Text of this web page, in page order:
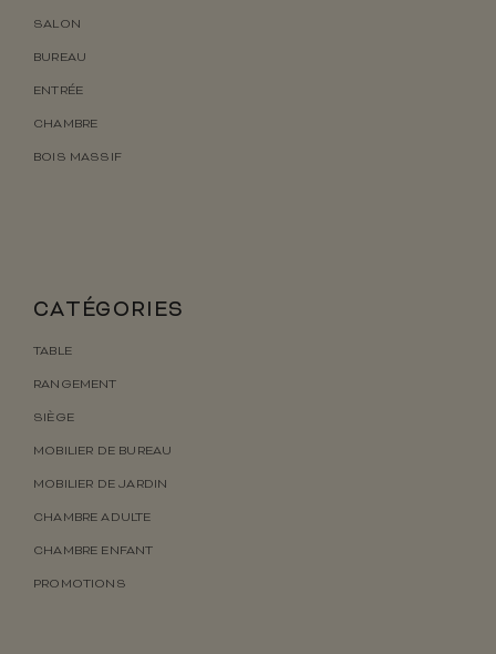
SALON
BUREAU
ENTRÉE
CHAMBRE
BOIS MASSIF
CATÉGORIES
TABLE
RANGEMENT
SIÈGE
MOBILIER DE BUREAU
MOBILIER DE JARDIN
CHAMBRE ADULTE
CHAMBRE ENFANT
PROMOTIONS